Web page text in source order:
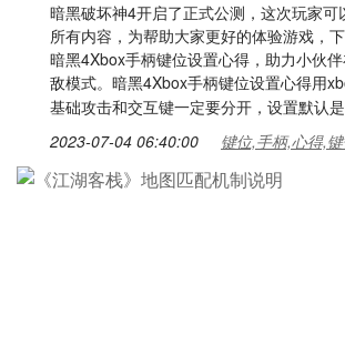
暗黑破坏神4开启了正式公测，这次玩家可
所有内容，为帮助大家更好的体验游戏，
暗黑4Xbox手柄键位设置心得，助力小伙
敌模式。暗黑4Xbox手柄键位设置心得用
基础攻击和交互键一定要分开，设置默认
2023-07-04 06:40:00 键位,手柄,心得,